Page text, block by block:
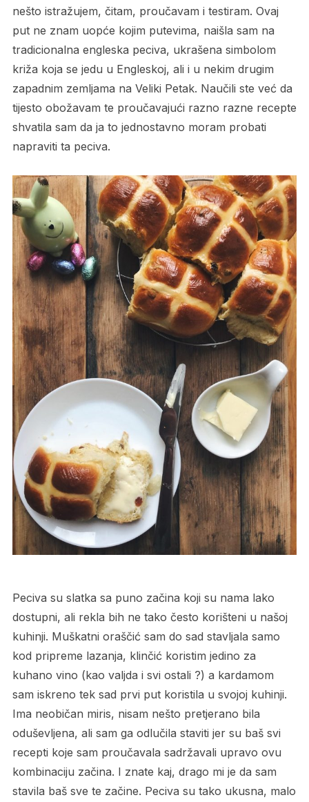
nešto istražujem, čitam, proučavam i testiram. Ovaj
put ne znam uopće kojim putevima, naišla sam na
tradicionalna engleska peciva, ukrašena simbolom
križa koja se jedu u Engleskoj, ali i u nekim drugim
zapadnim zemljama na Veliki Petak. Naučili ste već da
tijesto obožavam te proučavajući razno razne recepte
shvatila sam da ja to jednostavno moram probati
napraviti ta peciva.
Peciva su slatka sa puno začina koji su nama lako
dostupni, ali rekla bih ne tako često korišteni u našoj
kuhinji. Muškatni oraščić sam do sad stavljala samo
kod pripreme lazanja, klinčić koristim jedino za
kuhano vino (kao valjda i svi ostali ?) a kardamom
sam iskreno tek sad prvi put koristila u svojoj kuhinji.
Ima neobičan miris, nisam nešto pretjerano bila
oduševljena, ali sam ga odlučila staviti jer su baš svi
recepti koje sam proučavala sadržavali upravo ovu
kombinaciju začina. I znate kaj, drago mi je da sam
stavila baš sve te začine. Peciva su tako ukusna, malo